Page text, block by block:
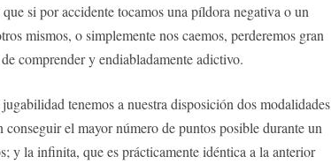
si por accidente tocamos una píldora negativa o un
mismos, o simplemente nos caemos, perderemos gran
comprender y endiabladamente adictivo.
tenemos a nuestra disposición dos modalidades
el mayor número de puntos posible durante un
y la infinita, que es prácticamente idéntica a la anterior